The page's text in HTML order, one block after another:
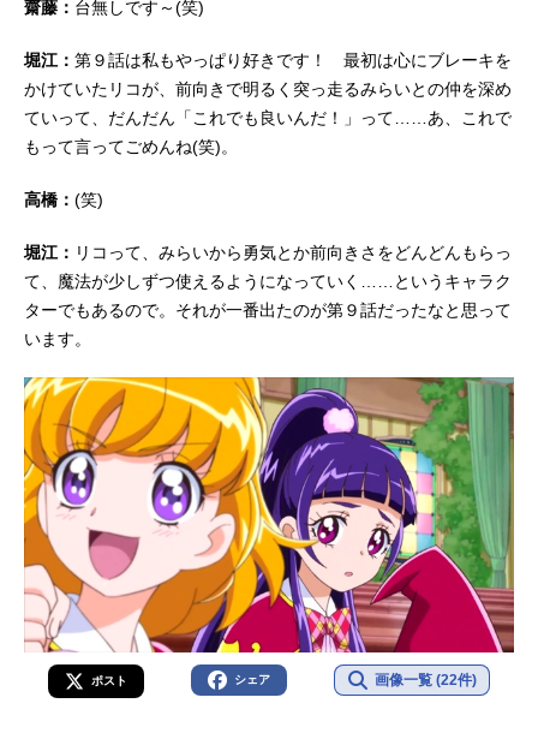
齋藤： 台無しです～(笑)
堀江： 第９話は私もやっぱり好きです！ 最初は心にブレーキを
かけていたリコが、前向きで明るく突っ走るみらいとの仲を深め
ていって、だんだん「これでも良いんだ！」って……あ、これで
もって言ってごめんね(笑)。
高橋： (笑)
堀江： リコって、みらいから勇気とか前向きさをどんどんもらっ
て、魔法が少しずつ使えるようになっていく……というキャラク
ターでもあるので。それが一番出たのが第９話だったなと思って
います。
ポスト シェア 画像一覧 (22件)